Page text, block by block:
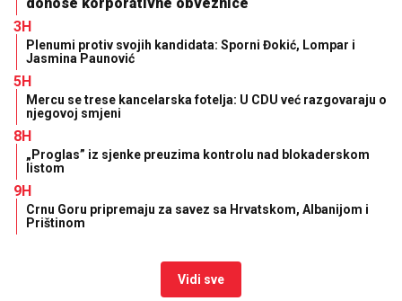
donose korporativne obveznice
3H
Plenumi protiv svojih kandidata: Sporni Đokić, Lompar i
Jasmina Paunović
5H
Mercu se trese kancelarska fotelja: U CDU već razgovaraju o
njegovoj smjeni
8H
„Proglas” iz sjenke preuzima kontrolu nad blokaderskom
listom
9H
Crnu Goru pripremaju za savez sa Hrvatskom, Albanijom i
Prištinom
Vidi sve